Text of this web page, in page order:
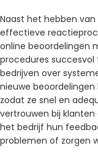
Naast het hebben
effectieve
online beoordelingen
procedures succesvol
bedrijven over
nieuwe
zodat ze snel en
vertrouwen bij
het bedrijf hun
problemen of zorgen